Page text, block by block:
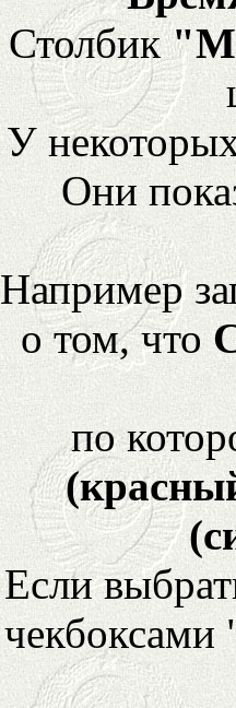
Столбик
У
Они
Например
о том, что
по
Если